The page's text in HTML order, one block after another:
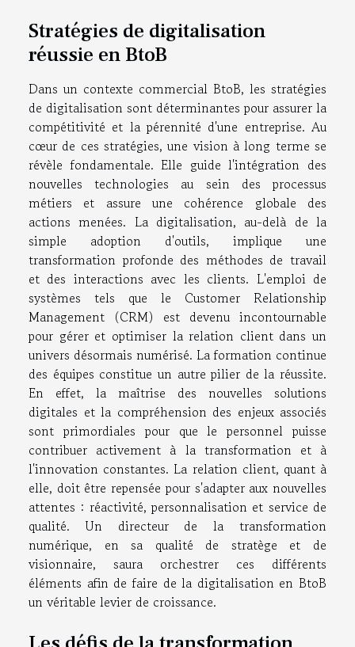
Stratégies de digitalisation
réussie en BtoB
Dans un contexte commercial BtoB, les stratégies
de digitalisation sont déterminantes pour assurer la
compétitivité et la pérennité d'une entreprise. Au
cœur de ces stratégies, une vision à long terme se
révèle fondamentale. Elle guide l'intégration des
nouvelles technologies au sein des processus
métiers et assure une cohérence globale des
actions menées. La digitalisation, au-delà de la
simple adoption d'outils, implique une
transformation profonde des méthodes de travail
et des interactions avec les clients. L'emploi de
systèmes tels que le Customer Relationship
Management (CRM) est devenu incontournable
pour gérer et optimiser la relation client dans un
univers désormais numérisé. La formation continue
des équipes constitue un autre pilier de la réussite.
En effet, la maîtrise des nouvelles solutions
digitales et la compréhension des enjeux associés
sont primordiales pour que le personnel puisse
contribuer activement à la transformation et à
l'innovation constantes. La relation client, quant à
elle, doit être repensée pour s'adapter aux nouvelles
attentes : réactivité, personnalisation et service de
qualité. Un directeur de la transformation
numérique, en sa qualité de stratège et de
visionnaire, saura orchestrer ces différents
éléments afin de faire de la digitalisation en BtoB
un véritable levier de croissance.